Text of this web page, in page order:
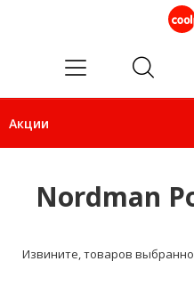
Акции
Nordman
Извините, товаров